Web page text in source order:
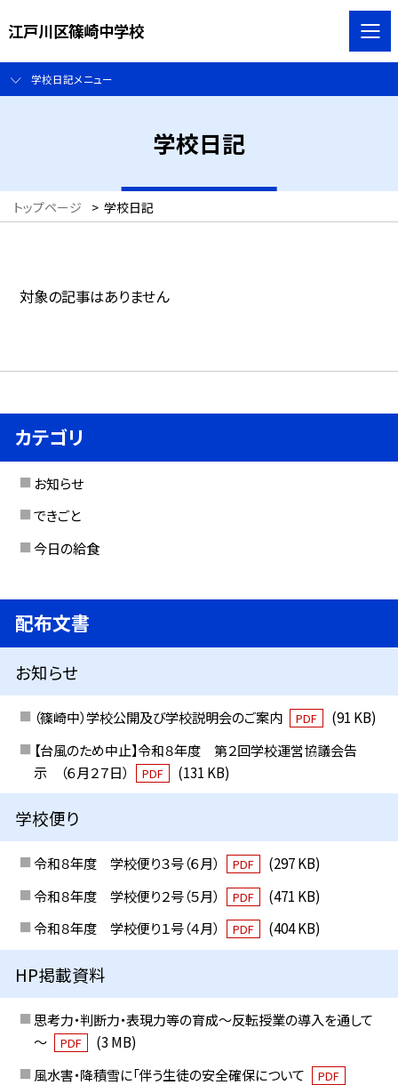
江戸川区篠崎中学校
学校日記メニュー
学校日記
トップページ > 学校日記
対象の記事はありません
カテゴリ
お知らせ
できごと
今日の給食
配布文書
お知らせ
（篠崎中）学校公開及び学校説明会のご案内 PDF
(91 KB)
【台風のため中止】令和８年度 第２回学校運営協議会告
示 （６月２７日）
PDF (131 KB)
学校便り
令和８年度 学校便り３号（６月） PDF
(297 KB)
令和８年度 学校便り２号（５月）
PDF
(471 KB)
令和８年度 学校便り１号（４月）
PDF (404 KB)
HP掲載資料
思考力・判断力・表現力等の育成～反転授業の導入を通して
～
PDF
(3 MB)
風水害・降積雪に「伴う生徒の安全確保について
PDF